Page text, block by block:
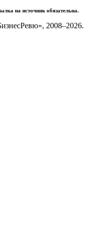
на источник обязательна.
2008–2026.